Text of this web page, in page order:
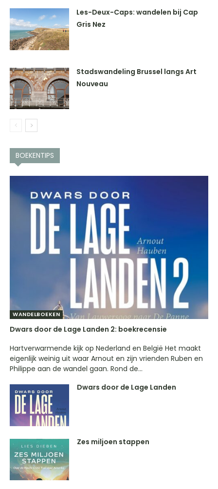
Les-Deux-Caps: wandelen bij Cap
Gris Nez
Stadswandeling Brussel langs Art
Nouveau
BOEKENTIPS
WANDELBOEKEN
Dwars door de Lage Landen 2: boekrecensie
Hartverwarmende kijk op Nederland en België Het maakt
eigenlijk weinig uit waar Arnout en zijn vrienden Ruben en
Philippe aan de wandel gaan. Rond de...
Dwars door de Lage Landen
Zes miljoen stappen